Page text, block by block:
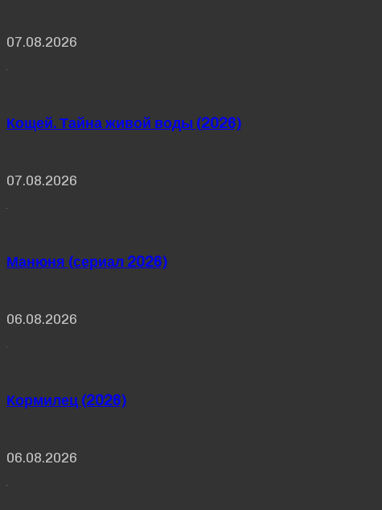
07.08.2026
Кощей. Тайна живой воды (2026)
07.08.2026
Манюня (сериал 2026)
06.08.2026
Кормилец (2026)
06.08.2026